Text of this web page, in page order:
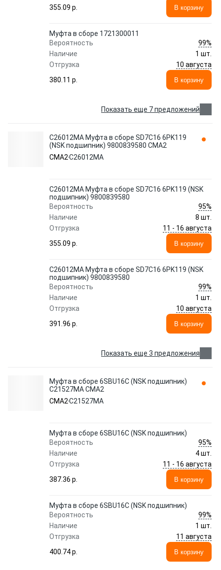
355.09 p.
В корзину
Муфта в сборе 1721300011
Вероятность
99%
Наличие
1 шт.
Отгрузка
10 августа
380.11 p.
В корзину
Показать еще 7 предложений
C26012MA Муфта в сборе SD7C16 6PK119
(NSK подшипник) 9800839580 CMA2
CMA2C26012MA
C26012MA Муфта в сборе SD7C16 6PK119 (NSK
подшипник) 9800839580
Вероятность
95%
Наличие
8 шт.
Отгрузка
11 - 16 августа
355.09 p.
В корзину
C26012MA Муфта в сборе SD7C16 6PK119 (NSK
подшипник) 9800839580
Вероятность
99%
Наличие
1 шт.
Отгрузка
10 августа
391.96 p.
В корзину
Показать еще 3 предложения
Муфта в сборе 6SBU16C (NSK подшипник)
C21527MA CMA2
CMA2C21527MA
Муфта в сборе 6SBU16C (NSK подшипник)
Вероятность
95%
Наличие
4 шт.
Отгрузка
11 - 16 августа
387.36 p.
В корзину
Муфта в сборе 6SBU16C (NSK подшипник)
Вероятность
99%
Наличие
1 шт.
Отгрузка
11 августа
400.74 p.
В корзину